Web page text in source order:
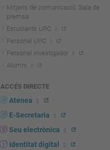
Mitjans de comunicació. Sala de
premsa
Estudiants UPC
Personal UPC
Personal investigador
Alumni
ACCÉS DIRECTE
Atenea
E-Secretaria
Seu electrònica
Identitat digital